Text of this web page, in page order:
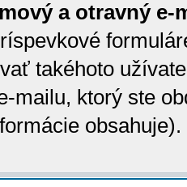
a otravný e-
takéhoto
mailu, ktorý ste